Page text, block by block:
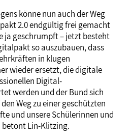
könne nun auch der Weg
2.0 endgültig frei gemacht
ja geschrumpft – jetzt besteht
so auszubauen, dass
in klugen
wieder ersetzt, die digitale
Digital-
werden und der Bund sich
Weg zu einer geschützten
und unsere Schülerinnen und
betont Lin-Klitzing.